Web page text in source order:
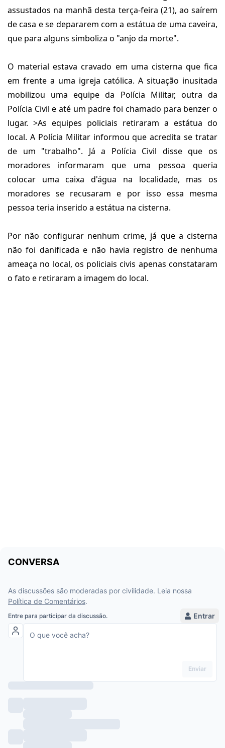
assustados na manhã desta terça-feira (21), ao saírem
de casa e se depararem com a estátua de uma caveira,
que para alguns simboliza o "anjo da morte".
O material estava cravado em uma cisterna que fica
em frente a uma igreja católica. A situação inusitada
mobilizou uma equipe da Polícia Militar, outra da
Polícia Civil e até um padre foi chamado para benzer o
lugar. >As equipes policiais retiraram a estátua do
local. A Polícia Militar informou que acredita se tratar
de um "trabalho". Já a Polícia Civil disse que os
moradores informaram que uma pessoa queria
colocar uma caixa d'água na localidade, mas os
moradores se recusaram e por isso essa mesma
pessoa teria inserido a estátua na cisterna.
Por não configurar nenhum crime, já que a cisterna
não foi danificada e não havia registro de nenhuma
ameaça no local, os policiais civis apenas constataram
o fato e retiraram a imagem do local.